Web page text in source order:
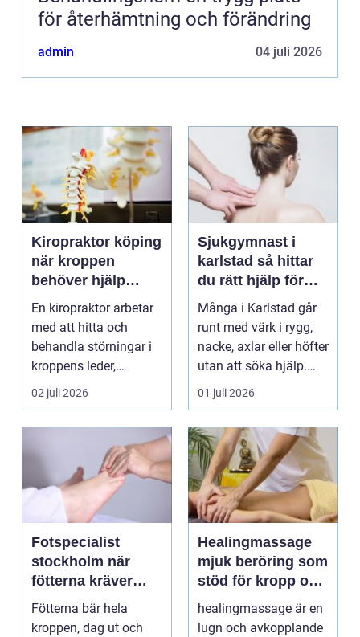
för återhämtning och förändring
admin 04 juli 2026
Kiropraktor köping
när kroppen
behöver hjälp
tillbaka
En kiropraktor arbetar
med att hitta och
behandla störningar i
kroppens leder,
muskler och
nervsyste...
02 juli 2026
Sjukgymnast i
karlstad så hittar
du rätt hjälp för
kroppen
Många i Karlstad går
runt med värk i rygg,
nacke, axlar eller höfter
utan att söka hjälp.
Andra har ...
01 juli 2026
Fotspecialist
stockholm när
fötterna kräver
mer än vanliga
sulor
Fötterna bär hela
kroppen, dag ut och
Healingmassage
mjuk beröring som
stöd för kropp och
själ
healingmassage är en
lugn och avkopplande